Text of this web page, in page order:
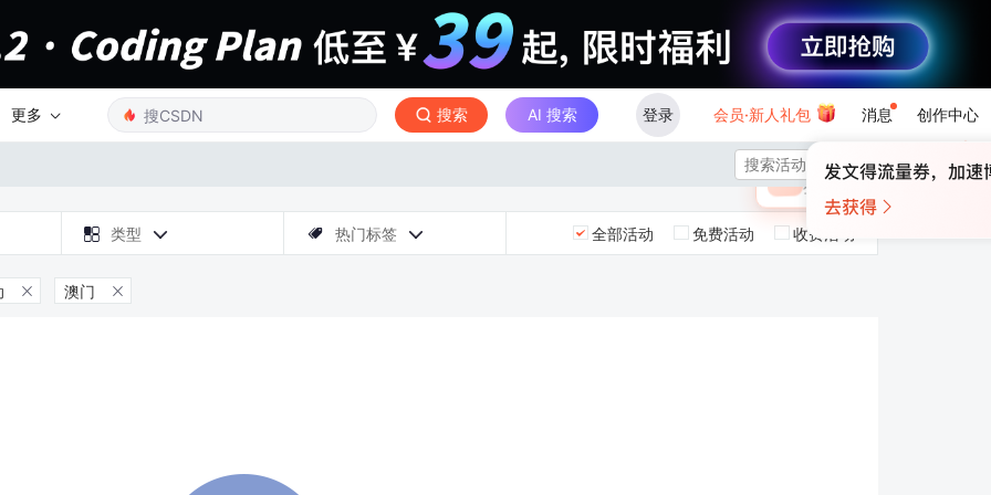
更多 搜索 AI 搜索 登录 会员·新人礼包 消息 创作中心
×
🎁 未登录
登录领取最高

 类型   热门标签  全部活动 免费活动 收费活动
 澳门 